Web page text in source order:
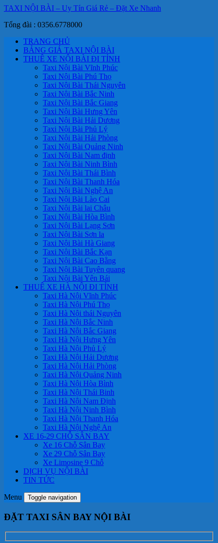
TAXI NỘI BÀI – Uy Tín Giá Rẻ – Đặt Xe Nhanh
Tổng đài : 0356.6778000
TRANG CHỦ
BẢNG GIÁ TAXI NỘI BÀI
THUÊ XE NỘI BÀI ĐI TỈNH
Taxi Nội Bài Vĩnh Phúc
Taxi Nội Bài Phú Thọ
Taxi Nội Bài Thái Nguyên
Taxi Nội Bài Bắc Ninh
Taxi Nội Bài Bắc Giang
Taxi Nội Bài Hưng Yên
Taxi Nội Bài Hải Dương
Taxi Nội Bài Phủ Lý
Taxi Nội Bài Hải Phòng
Taxi Nội Bài Quảng Ninh
Taxi Nội Bài Nam định
Taxi Nội Bài Ninh Bình
Taxi Nội Bài Thái Bình
Taxi Nội Bài Thanh Hóa
Taxi Nội Bài Nghệ An
Taxi Nội Bài Lào Cai
Taxi Nội Bài lai Châu
Taxi Nội Bài Hòa Bình
Taxi Nội Bài Lạng Sơn
Taxi Nội Bài Sơn la
Taxi Nội Bài Hà Giang
Taxi Nội Bài Bắc Kạn
Taxi Nội Bài Cao Bằng
Taxi Nội Bài Tuyên quang
Taxi Nội Bài Yên Bái
THUÊ XE HÀ NỘI ĐI TỈNH
Taxi Hà Nội Vĩnh Phúc
Taxi Hà Nội Phú Thọ
Taxi Hà Nội thái Nguyên
Taxi Hà Nội Bắc Ninh
Taxi Hà Nội Bắc Giang
Taxi Hà Nội Hưng Yên
Taxi Hà Nội Phủ Lý
Taxi Hà Nội Hải Dương
Taxi Hà Nội Hải Phòng
Taxi Hà Nội Quảng Ninh
Taxi Hà Nội Hòa Bình
Taxi Hà Nội Thái Binh
Taxi Hà Nội Nam Định
Taxi Hà Nội Ninh Bình
Taxi Hà Nội Thanh Hóa
Taxi Hà Nội Nghệ An
XE 16-29 CHỖ SÂN BAY
Xe 16 Chỗ Sân Bay
Xe 29 Chỗ Sân Bay
Xe Limosine 9 Chỗ
DỊCH VỤ NỘI BÀI
TIN TỨC
Menu Toggle navigation
ĐẶT TAXI SÂN BAY NỘI BÀI